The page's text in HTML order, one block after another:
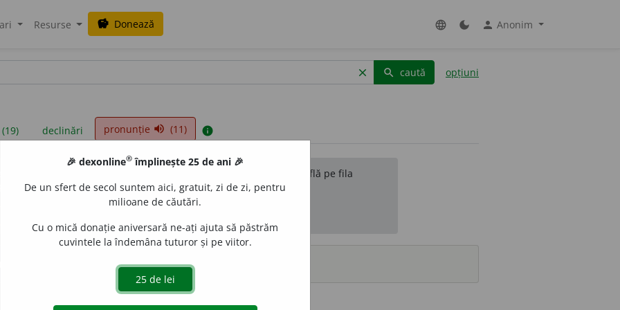
Resurse savings Donează language dark_mode person Anonim
clear search caută opțiuni
declinări pronunție volume_up (11) info
sunt compilate de echipa dexonline. Definițiile originale se află pe fila
reordona filele pe pagina depreferințe.
surse
🎉 dexonline® împlinește 25 de ani 🎉
De un sfert de secol suntem aici, gratuit, zi de zi, pentru
milioane de căutări.
Cu o mică donație aniversară ne-ați ajuta să păstrăm
cuvintele la îndemâna tuturor și pe viitor.